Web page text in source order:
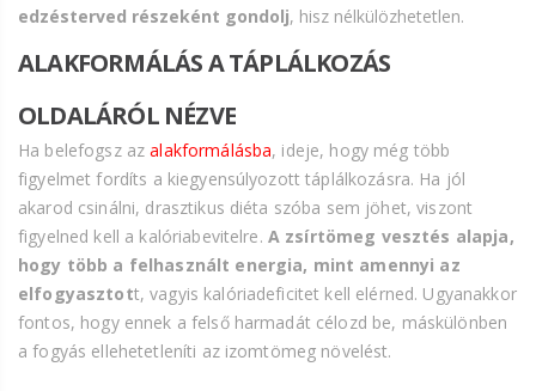
edzésterved részeként gondolj, hisz nélkülözhetetlen.
ALAKFORMÁLÁS A TÁPLÁLKOZÁS
OLDALÁRÓL NÉZVE
Ha belefogsz azalakformálásba, ideje, hogy még több
figyelmet fordíts a kiegyensúlyozott táplálkozásra. Ha jól
akarod csinálni, drasztikus diéta szóba sem jöhet, viszont
figyelned kell a kalóriabevitelre. A zsírtömeg vesztés alapja,
hogy több a felhasznált energia, mint amennyi az
elfogyasztott, vagyis kalóriadeficitet kell elérned. Ugyanakkor
fontos, hogy ennek a felső harmadát célozd be, máskülönben
a fogyás ellehetetleníti az izomtömeg növelést.